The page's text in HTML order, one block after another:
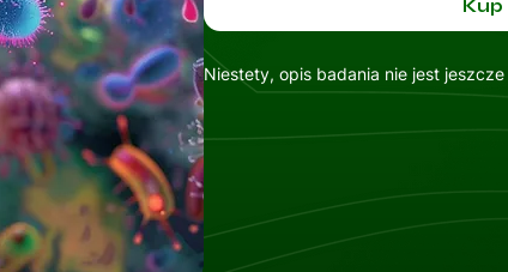
Niestety, opis badania nie jest